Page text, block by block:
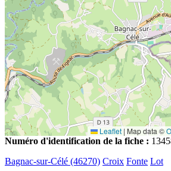
Leaflet | Map data ©
Numéro d'identification de la fiche :
Bagnac-sur-Célé (46270) Croix Fonte Lot